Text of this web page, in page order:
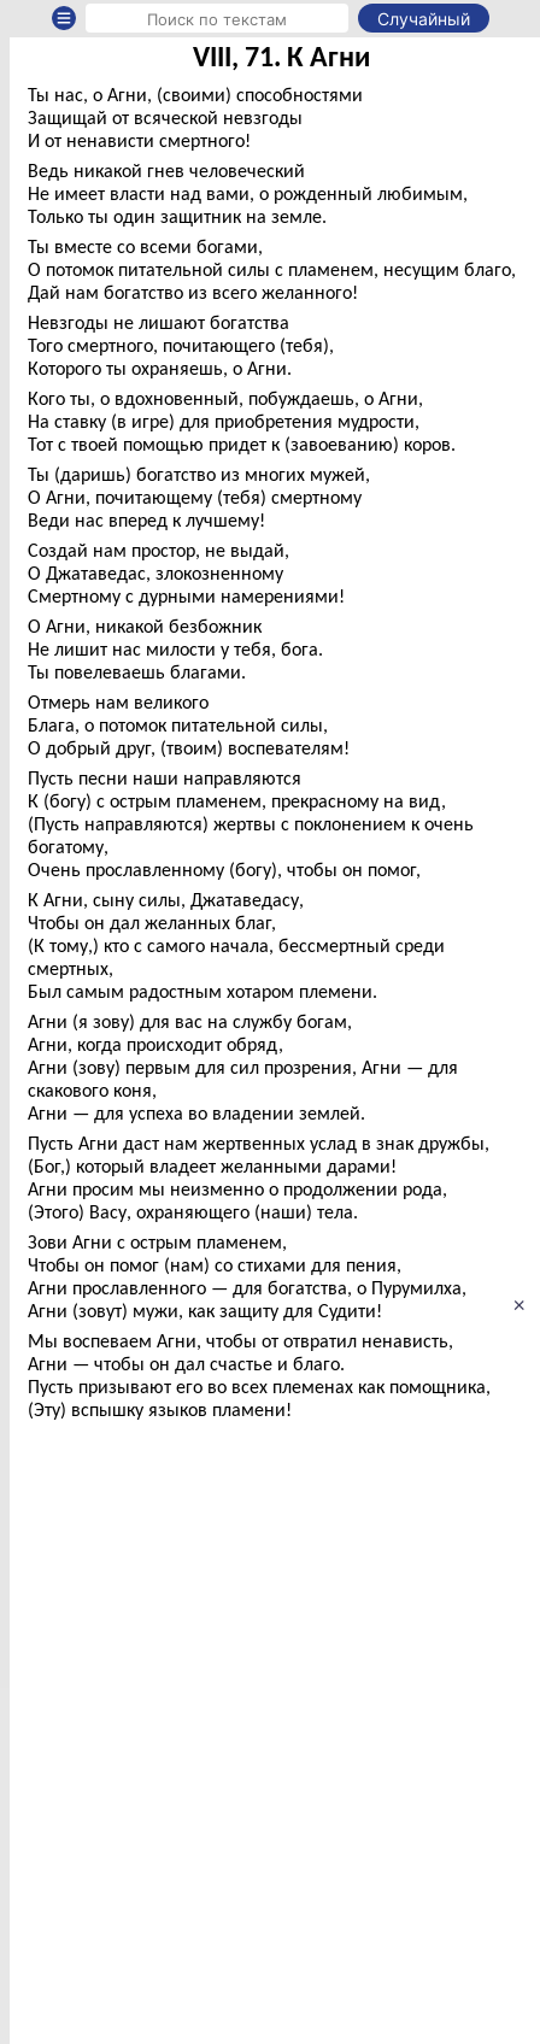
Случайный
×
VIII, 71. К Агни
Ты нас, о Агни, (своими) способностями
Защищай от всяческой невзгоды
И от ненависти смертного!
Ведь никакой гнев человеческий
Не имеет власти над вами, о рожденный любимым,
Только ты один защитник на земле.
Ты вместе со всеми богами,
О потомок питательной силы с пламенем, несущим благо,
Дай нам богатство из всего желанного!
Невзгоды не лишают богатства
Того смертного, почитающего (тебя),
Которого ты охраняешь, о Агни.
Кого ты, о вдохновенный, побуждаешь, о Агни,
На ставку (в игре) для приобретения мудрости,
Тот с твоей помощью придет к (завоеванию) коров.
Ты (даришь) богатство из многих мужей,
О Агни, почитающему (тебя) смертному
Веди нас вперед к лучшему!
Создай нам простор, не выдай,
О Джатаведас, злокозненному
Смертному с дурными намерениями!
О Агни, никакой безбожник
Не лишит нас милости у тебя, бога.
Ты повелеваешь благами.
Отмерь нам великого
Блага, о потомок питательной силы,
О добрый друг, (твоим) воспевателям!
Пусть песни наши направляются
К (богу) с острым пламенем, прекрасному на вид,
(Пусть направляются) жертвы с поклонением к очень
богатому,
Очень прославленному (богу), чтобы он помог,
К Агни, сыну силы, Джатаведасу,
Чтобы он дал желанных благ,
(К тому,) кто с самого начала, бессмертный среди
смертных,
Был самым радостным хотаром племени.
Агни (я зову) для вас на службу богам,
Агни, когда происходит обряд,
Агни (зову) первым для сил прозрения, Агни — для
скакового коня,
Агни — для успеха во владении землей.
Пусть Агни даст нам жертвенных услад в знак дружбы,
(Бог,) который владеет желанными дарами!
Агни просим мы неизменно о продолжении рода,
(Этого) Васу, охраняющего (наши) тела.
Зови Агни с острым пламенем,
Чтобы он помог (нам) со стихами для пения,
Агни прославленного — для богатства, о Пурумилха,
Агни (зовут) мужи, как защиту для Судити!
Мы воспеваем Агни, чтобы от отвратил ненависть,
Агни — чтобы он дал счастье и благо.
Пусть призывают его во всех племенах как помощника,
(Эту) вспышку языков пламени!